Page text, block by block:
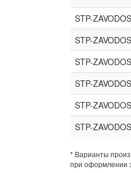
STP-
STP-
STP-
STP-
STP-
STP-
* Варианты
при оформлении